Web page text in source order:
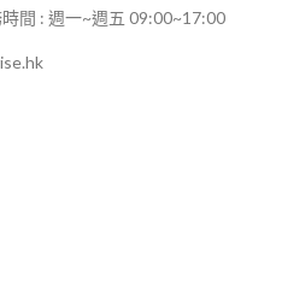
間 : 週一~週五 09:00~17:00